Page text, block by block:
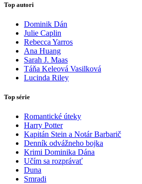
Top autori
Dominik Dán
Julie Caplin
Rebecca Yarros
Ana Huang
Sarah J. Maas
Táňa Keleová Vasilková
Lucinda Riley
Top série
Romantické úteky
Harry Potter
Kapitán Stein a Notár Barbarič
Denník odvážneho bojka
Krimi Dominika Dána
Učím sa rozprávať
Duna
Smradi